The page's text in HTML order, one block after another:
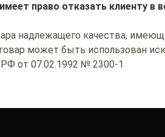
право отказать клиенту в
надлежащего качества,
может быть использован
от 07.02.1992 № 2300-1